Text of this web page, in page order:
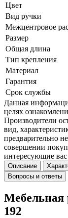
Цвет
Вид ручки
Межцентровое
Размер
Общая длина
Тип крепления
Материал
Гарантия
Срок службы
Данная
целях
Производители
вид,
предварительно
совершении
интересующие вас
Описание
Вопросы и ответы
Мебельная
192